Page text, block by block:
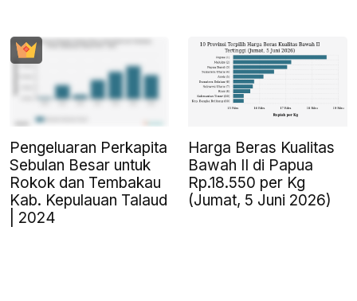
Pengeluaran Perkapita
Sebulan Besar untuk
Rokok dan Tembakau
Kab. Kepulauan Talaud
| 2024
Harga Beras Kualitas
Bawah II di Papua
Rp.18.550 per Kg
(Jumat, 5 Juni 2026)